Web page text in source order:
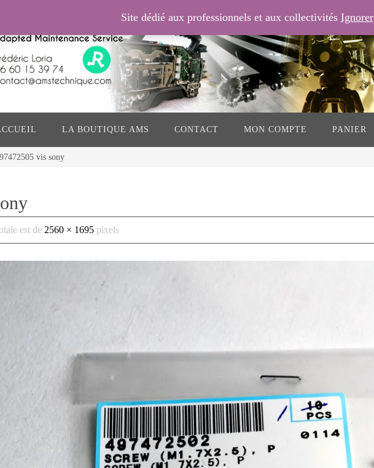
LA BOUTIQUE AMS CONTACT MON COMPTE PANIER
vis sony
est de 2560 × 1695pixels
Site dédié aux professionnels et aux collectivités Ignorer